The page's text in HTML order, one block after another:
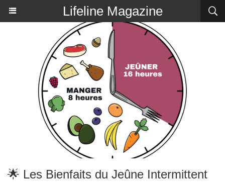
Lifeline Magazine
🌟 Les Bienfaits du Jeûne Intermittent